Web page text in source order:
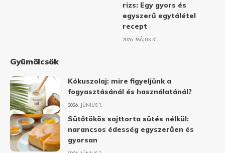
rizs: Egy gyors és
egyszerű egytálétel
recept
2026. MÁJUS 31.
Gyümölcsök
Kókuszolaj: mire figyeljünk a
fogyasztásánál és használatánál?
2026. JÚNIUS 1.
Sütőtökös sajttorta sütés nélkül:
narancsos édesség egyszerűen és
gyorsan